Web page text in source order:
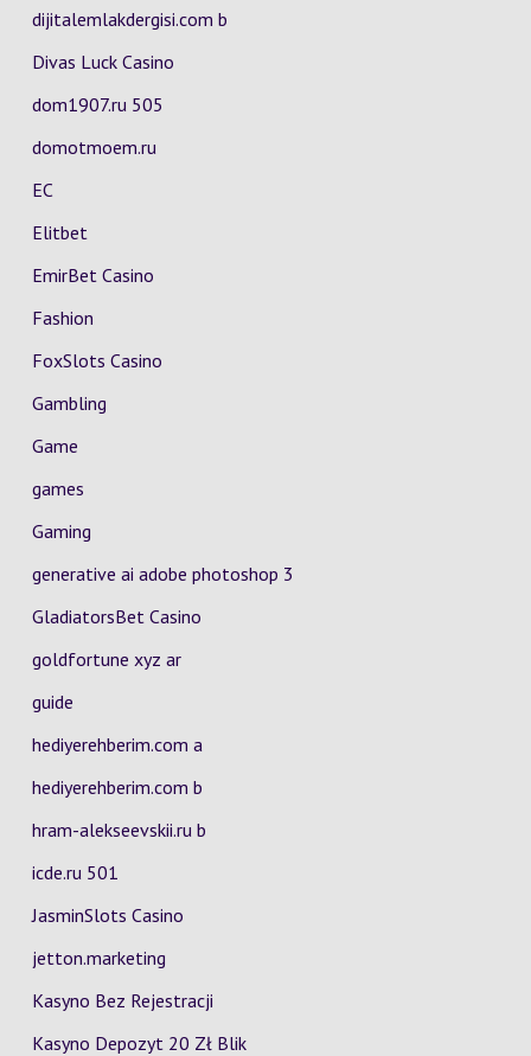
dijitalemlakdergisi.com b
Divas Luck Casino
dom1907.ru 505
domotmoem.ru
EC
Elitbet
EmirBet Casino
Fashion
FoxSlots Casino
Gambling
Game
games
Gaming
generative ai adobe photoshop 3
GladiatorsBet Casino
goldfortune xyz ar
guide
hediyerehberim.com a
hediyerehberim.com b
hram-alekseevskii.ru b
icde.ru 501
JasminSlots Casino
jetton.marketing
Kasyno Bez Rejestracji
Kasyno Depozyt 20 Zł Blik